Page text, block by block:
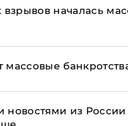
началась
из России